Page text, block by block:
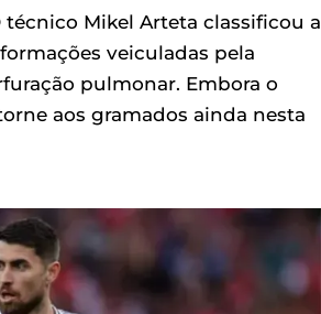
Mikel Arteta classificou a
veiculadas pela
pulmonar. Embora o
aos gramados ainda nesta